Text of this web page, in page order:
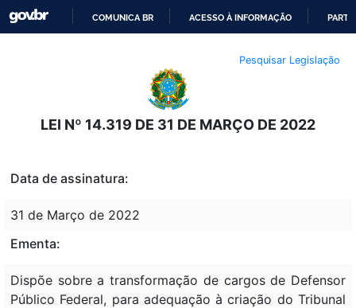
O
CONTEÚDO
COMUNICA BR ACESSO À INFORMAÇÃO
Pesquisar Legislação
LEI Nº 14.319 DE 31 DE MARÇO DE 2022
Data de assinatura:
31 de Março de 2022
Ementa:
Dispõe sobre a transformação de cargos de Defensor
Público Federal, para adequação à criação do Tribunal